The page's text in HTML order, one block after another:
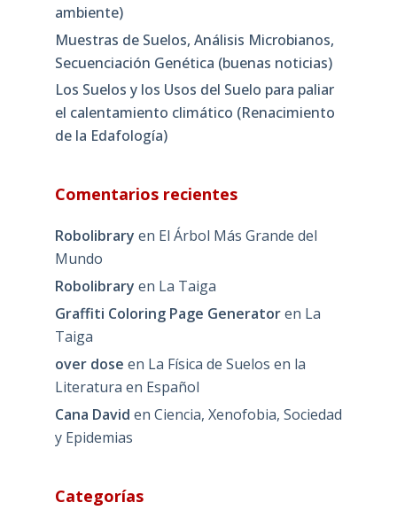
ambiente)
Muestras de Suelos, Análisis Microbianos,
Secuenciación Genética (buenas noticias)
Los Suelos y los Usos del Suelo para paliar
el calentamiento climático (Renacimiento
de la Edafología)
Comentarios recientes
Robolibrary en El Árbol Más Grande del
Mundo
Robolibrary en La Taiga
Graffiti Coloring Page Generatoren La
Taiga
over dose en La Física de Suelos en la
Literatura en Español
Cana David en Ciencia, Xenofobia, Sociedad
y Epidemias
Categorías